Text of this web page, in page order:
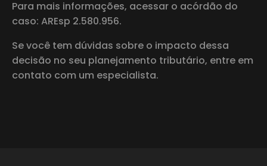
Para mais informações, acessar o acórdão do
caso: AREsp 2.580.956.
Se você tem dúvidas sobre o impacto dessa
decisão no seu planejamento tributário, entre em
contato com um especialista.